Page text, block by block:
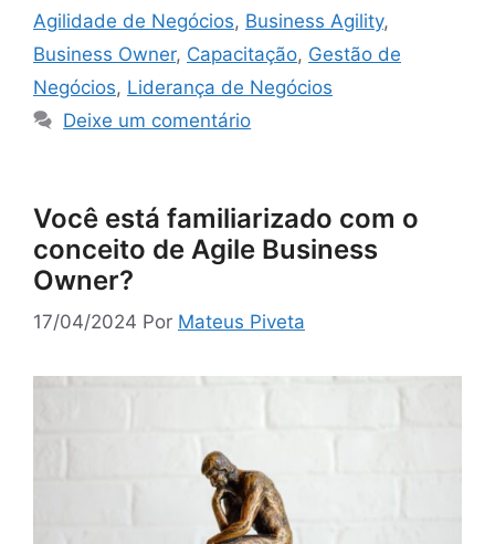
Agilidade de Negócios, Business Agility,
Business Owner, Capacitação, Gestão de
Negócios, Liderança de Negócios
Deixe um comentário
Você está familiarizado com o
conceito de Agile Business
Owner?
17/04/2024 Por Mateus Piveta